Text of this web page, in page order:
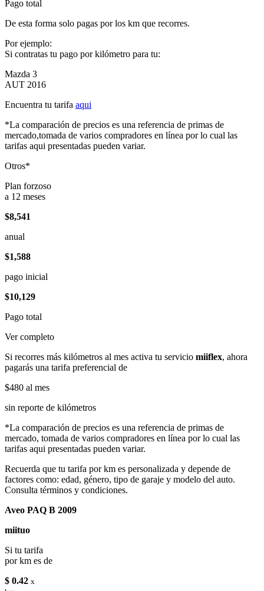
Pago total
De esta forma solo pagas por los km que recorres.
Por ejemplo:
Si contratas tu pago por kilómetro para tu:
Mazda 3
AUT 2016
Encuentra tu tarifa aqui
*La comparación de precios es una referencia de primas de
mercado,tomada de varios compradores en línea por lo cual las
tarifas aqui presentadas pueden variar.
Otros*
Plan forzoso
a 12 meses
$8,541
anual
$1,588
pago inicial
$10,129
Pago total
Ver completo
Si recorres más kilómetros al mes activa tu servicio miiflex, ahora
pagarás una tarifa preferencial de
$480 al mes
sin reporte de kilómetros
*La comparación de precios es una referencia de primas de
mercado, tomada de varios compradores en línea por lo cual las
tarifas aqui presentadas pueden variar.
Recuerda que tu tarifa por km es personalizada y depende de
factores como: edad, género, tipo de garaje y modelo del auto.
Consulta términos y condiciones.
Aveo PAQ B 2009
miituo
Si tu tarifa
por km es de
$ 0.42 x